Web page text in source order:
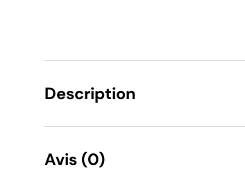
Description
Avis (0)